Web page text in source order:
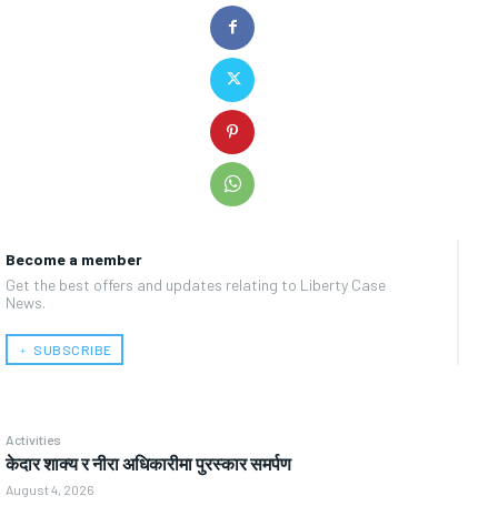
Become a member
Get the best offers and updates relating to Liberty Case
News.
﹢ SUBSCRIBE
Activities
केदार शाक्य र नीरा अधिकारीमा पुरस्कार समर्पण
August 4, 2026